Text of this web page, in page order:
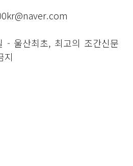
- 울산최초, 최고의 조간신문
지